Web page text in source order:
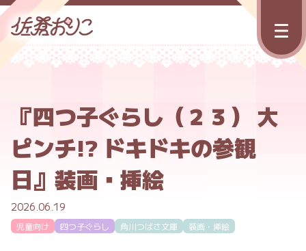
『四つ子ぐらし（２３） 大
ピンチ!? ドキドキの参観
日』装画・挿絵
2026.06.19
児童向け 四つ子ぐらし 角川つばさ文庫 装画・挿絵